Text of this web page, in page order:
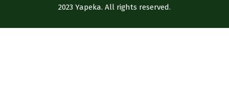
2023 Yapeka. All rights reserved.